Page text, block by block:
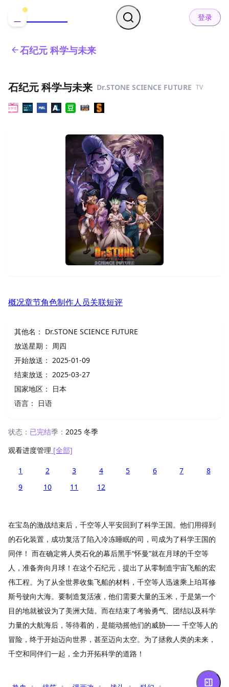
登录
石纪元 科学与未来
石纪元 科学与未来 Dr.STONE SCIENCE FUTURE TV
概况章节角色制作人员关联短评
其他名： Dr.STONE SCIENCE FUTURE
放送星期：
周四
开始放送： 2025-01-09
结束放送： 2025-03-27
国家地区：
日本
语言：
日语
状态： 已完结季： 2025 冬季
观看进度管理 [全部]
1 2 3 4 5 6 7
8
9
10 11 12
在宝岛的激战结束后，千空等人平安回到了科学王国。他们用得到
的石化装置，成功复活了陷入冷冻睡眠的司，司成为了科学王国的
同伴！ 而在确定将人类石化的幕后黑手“怀曼”就在月球的千空等
人，准备奔向月球！在这个石纪元，提出了从零制造宇宙飞船的宏
伟工程。为了从全世界收集飞船的材料，千空等人迅速乘上珀耳修
斯号驶向大海。要制造复活液，他们需要大量的玉米，于是第一个
目的地就被设为了美洲大陆。而在结束了考验勇气、团结以及科学
力量的大航海后，等待着的，是能动摇他们的威胁—— 千空等人的
冒险，终于开始迈向世界，甚至迈向太空。为了拯救人类的未来，
千空和同伴们一起，全力开拓科学的道路！